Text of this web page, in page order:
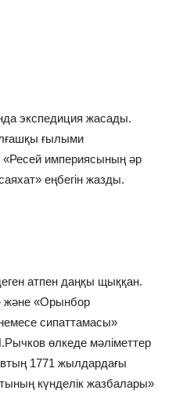
экспедиция жасады.
ғылыми
«Ресей империясының әр
еңбегін жазды.
атпен даңқы щыққан.
және «Орынбор
сипаттамасы»
өлкеде мәліметтер
1771 жылдардағы
күнделік жазбалары»